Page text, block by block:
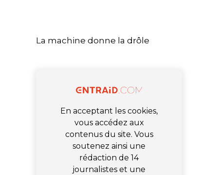
La machine donne la drôle
En acceptant les cookies,
vous accédez aux
contenus du site. Vous
soutenez ainsi une
rédaction de 14
journalistes et une